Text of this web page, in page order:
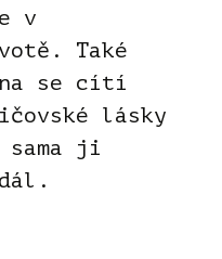
v
Také
se cítí
lásky
sama ji